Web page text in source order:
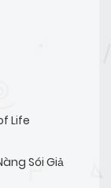
Life
Sói Giả